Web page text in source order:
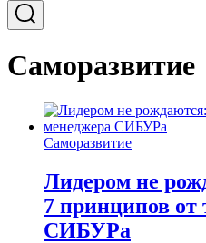
Саморазвитие
Саморазвитие
Лидером не
7 принципов от
СИБУРа